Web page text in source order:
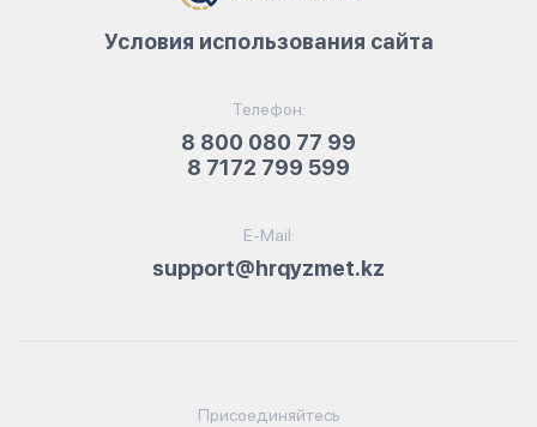
Телефон:
8 800 080 77 99
8 7172 799 599
E-Mail:
support@hrqyzmet.kz
Условия использования сайта
Присоединяйтесь